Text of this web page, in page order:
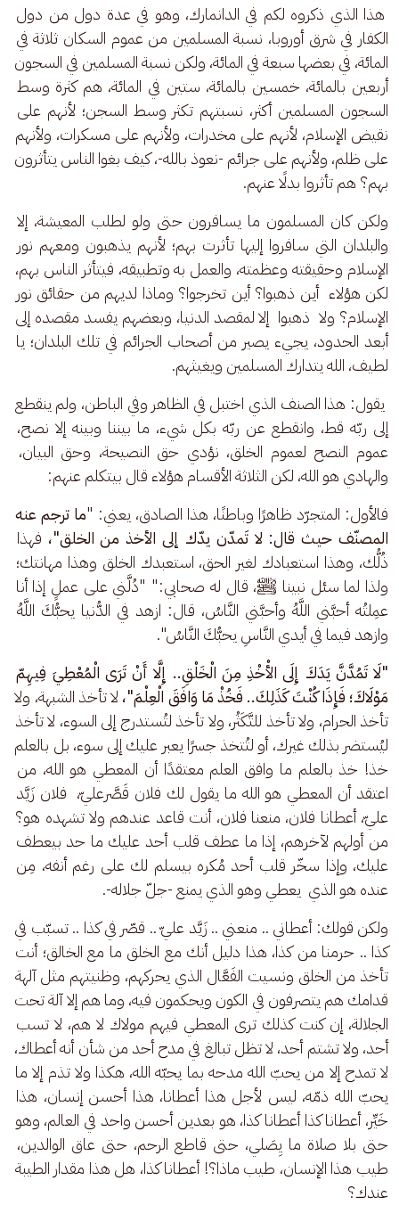
هذا الذي ذكروه لكم في الدانمارك، وهو في عدة دول من دول
الكفار في شرق أوروبا، نسبة المسلمين من عموم السكان ثلاثة في
المائة، في بعضها سبعة في المائة، ولكن نسبة المسلمين في السجون
أربعين بالمائة، خمسين بالمائة، ستين في المائة، هم كثرة وسط
السجون المسلمين أكثر، نسبتهم تكثر وسط السجن؛ لأنهم على
نقيض الإسلام، لأنهم على مخدرات، ولأنهم على مسكرات، ولأنهم
على ظلم، ولأنهم على جرائم -نعوذ بالله-، كيف بغوا الناس يتأثرون
بهم؟ هم تأثروا بدلًا عنهم.
ولكن كان المسلمون ما يسافرون حتى ولو لطلب المعيشة، إلا
والبلدان التي سافروا إليها تأثرت بهم؛ لأنهم يذهبون ومعهم نور
الإسلام وحقيقته وعظمته، والعمل به وتطبيقه، فيتأثر الناس بهم،
لكن هؤلاء  أين ذهبوا؟ أين تخرجوا؟ وماذا لديهم من حقائق نور
الإسلام؟ ولا  ذهبوا  إلا لمقصد الدنيا، وبعضهم يفسد مقصده إلى
أبعد الحدود، يجيء يصير من أصحاب الجرائم في تلك البلدان؛ يا
لطيف، الله يتدارك المسلمين ويغيثهم.
يقول: هذا الصنف الذي اختبل في الظاهر وفي الباطن، ولم ينقطع
إلى ربّه قط، وانقطع عن ربّه بكل شيء، ما بيننا وبينه إلا نصح،
عموم النصح لعموم الخلق، نؤدي حق النصيحة، وحق البيان،
والهادي هو الله، لكن الثلاثة الأقسام هؤلاء قال بيتكلم عنهم:
فالأول: المتجرّد ظاهرًا وباطنًا، هذا الصادق، يعني: "ما ترجم عنه
المصنّف حيث قال: لا تَمدّن يدّك إلى الأخذ من الخلق"، فهذا
ذُلُّك، وهذا استعبادك لغير الحق، استعبدك الخلق وهذا مهانتك؛
ولذا لما سئل نبينا ﷺ، قال له صحابي:" "دُلَّني على عملٍ إذا أنا
عمِلتُه أحبَّني اللَّهُ وأحبَّني النَّاسُ، قال: ازهد في الدُّنيا يحبُّكَ اللَّهُ
وازهد فيما في أيدي النَّاسِ يحبُّكَ النَّاسُ".
"لَا تَمُدَّنَّ يَدَكَ إِلَى الأْخْذِ مِنَ الْخَلْقِ.. إِلَّا أَنْ تَرَى الْمُعْطِيَ فِيهِمّ
مَوْلَاكَ؛ فَإِذَا كُنْتَ كَذَلِكَ.. فَخُذْ مَا وَافَقَ الْعِلْمَ"، لا تأخذ الشبهة، ولا
تأخذ الحرام، ولا تأخذ للتَّكَثُر، ولا تأخذ لتُستدرج إلى السوء، لا تأخذ
ليُستضر بذلك غيرك، أو لتُتخذ جسرًا يعبر عليك إلى سوء، بل بالعلم
خذ! خذ بالعلم ما وافق العلم معتقدًا أن المعطي هو الله، من
اعتقد أن المعطي هو الله ما يقول لك فلان قَصَّرعليّ،  فلان زَيَّد
عليّ، أعطانا فلان، منعنا فلان، أنت قاعد عندهم ولا تشهده هو؟
من أولهم لآخرهم، إذا ما عطف قلب أحد عليك ما حد بيعطف
عليك، وإذا سخّر قلب أحد مُكره بيسلم لك على رغم أنفه، مِن
عنده هو الذي  يعطي وهو الذي يمنع -جلّ جلاله-.
ولكن قولك: أعطاني .. منعني .. زَيَّد عليّ .. قصّر في كذا .. تسبّب في
كذا .. حرمنا من كذا، هذا دليل أنك مع الخلق ما مع الخالق؛ أنت
تأخذ من الخلق ونسيت الفَعَّال الذي يحركهم، وظنيتهم مثل آلهة
قدامك هم يتصرفون في الكون ويحكمون فيه، وما هم إلا آلة تحت
الجلالة، إن كنت كذلك ترى المعطي فيهم مولاك لا هم، لا تسب
أحد، ولا تشتم أحد، لا تظل تبالغ في مدح أحد من شأن أنه أعطاك،
لا تمدح إلا من يحبّ الله مدحه بما يحبّه الله، هكذا ولا تذم إلا ما
يحبّ الله ذمّه، ليس لأجل هذا أعطانا، هذا أحسن إنسان، هذا
خَيِّر، أعطانا كذا أعطانا كذا، هو بعدين أحسن واحد في العالم، وهو
حتى بلا صلاة ما يِصَلي، حتى قاطع الرحم، حتى عاق الوالدين،
طيب هذا الإنسان، طيب ماذا؟! أعطانا كذا، هل هذا مقدار الطيبة
عندك؟